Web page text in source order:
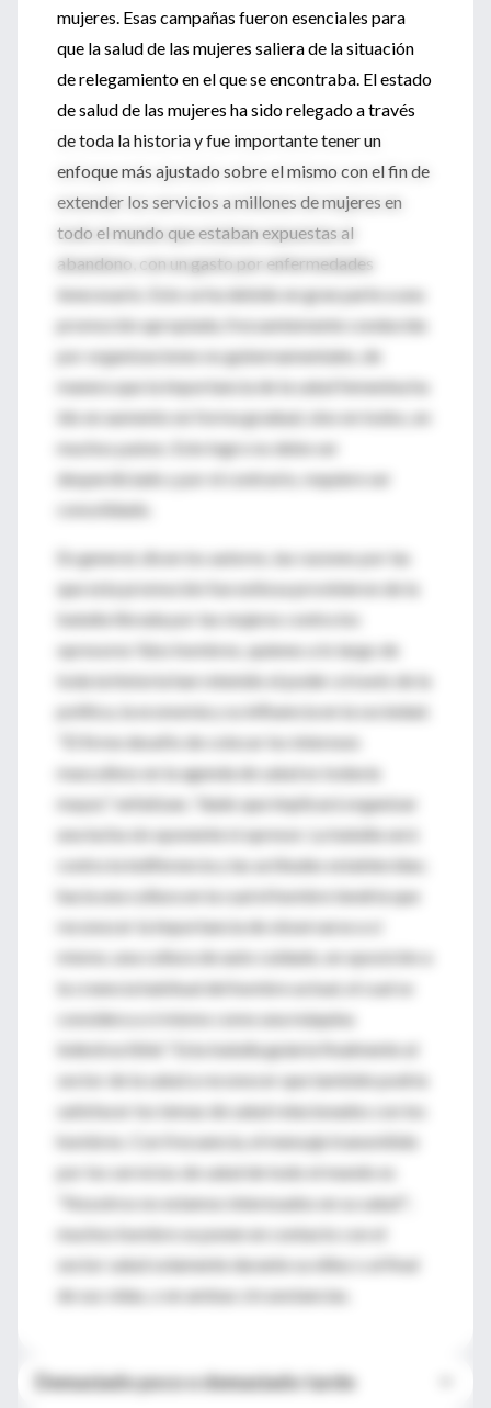
mujeres. Esas campañas fueron esenciales para
que la salud de las mujeres saliera de la situación
de relegamiento en el que se encontraba. El estado
de salud de las mujeres ha sido relegado a través
de toda la historia y fue importante tener un
enfoque más ajustado sobre el mismo con el fin de
extender los servicios a millones de mujeres en
todo el mundo que estaban expuestas al
abandono, con un gasto por enfermedades
innecesario. Esto se ha debido en gran parte a una
promoción apropiada, frecuentemente conducida
por organizaciones no gubernamentales, de
manera que la importancia de la salud femenina ha
ido en aumento en forma gradual, sino en todos, en
muchos países. Este logro no debe ser
desperdiciado y por el contrario, requiere ser
consolidado.
En general, dicen los autores, las razones por las
que esta promoción fue exitosa provinieron de la
batalla librada por las mujeres contra los
opresores ¾los hombres, quienes a lo largo de
toda la historia han retenido el poder a través de la
política, la economía y su influencia en la sociedad.
"El firme desafío de colocar los intereses
masculinos en la agenda de salud es todavía
mayor," enfatizan, "dado que implicará organizar
una lucha sin oponente ni opresor. La batalla será
contra la indiferencia y las actitudes establecidas;
hacia una cultura en la cual el hombre tendría que
reconocer la importancia de observarse a sí
mismo, una cultura de auto cuidado, en oposición a
la creencia habitual del hombre actual, el cual se
considera a sí mismo como una máquina
indestructible." Esta batalla guiaría finalmente al
sector de la salud a reconocer que también podría
satisfacer los temas de salud relacionados con los
hombres. Con frecuencia, el mensaje transmitido
por los servicios de salud de todo el mundo es
"Nosotros no estamos interesados en su salud";
muchos hombre se ponen en contacto con el
sector salud solamente durante su niñez o al final
de sus vidas, o en ambas circunstancias.
Demasiado poco o demasiado tarde